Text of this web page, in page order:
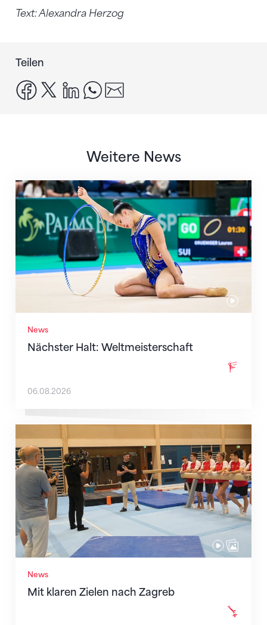
Text: Alexandra Herzog
Teilen
facebook
x linkedinwhatsapp
Weitere News
News
Nächster Halt: Weltmeisterschaft
Nächster Halt: Weltmeisterschaft
06.08.2026
News
Mit klaren Zielen nach Zagreb
Mit klaren Zielen nach Zagreb